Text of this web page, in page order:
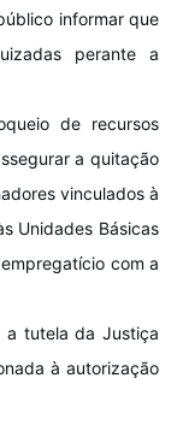
informar que
perante a
de recursos
a quitação
vinculados à
Unidades Básicas
com a
a tutela da Justiça
à autorização